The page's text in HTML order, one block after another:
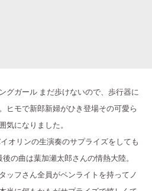
グガール まだ歩けないので、歩行器に
ヒモで新郎新婦がひき登場その可愛ら
気になりました。
オリンの生演奏のサプライズをしても
の曲は葉加瀬太郎さんの情熱大陸。
ッフさん全員がペンライトを持ってノ